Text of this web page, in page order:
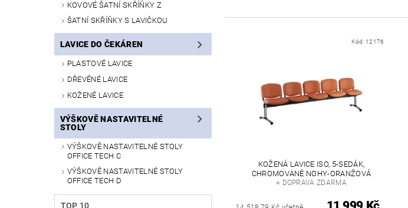
KOVOVÉ ŠATNÍ SKŘÍŇKY Z
ŠATNÍ SKŘÍŇKY S LAVIČKOU
LAVICE DO ČEKÁREN
PLASTOVÉ LAVICE
DŘEVĚNÉ LAVICE
KOŽENÉ LAVICE
VÝŠKOVĚ NASTAVITELNÉ
STOLY
VÝŠKOVĚ NASTAVITELNÉ STOLY
OFFICE TECH C
VÝŠKOVĚ NASTAVITELNÉ STOLY
OFFICE TECH D
TOP 10
Kód: 12176
KOŽENÁ LAVICE ISO, 5-SEDÁK,
CHROMOVANÉ NOHY-ORANŽOVÁ
+ DOPRAVA ZDARMA